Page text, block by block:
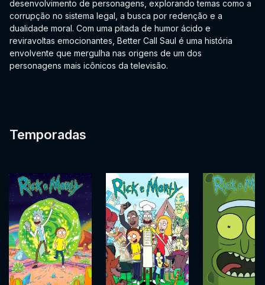
desenvolvimento de personagens, explorando temas como a
corrupção no sistema legal, a busca por redenção e a
dualidade moral. Com uma pitada de humor ácido e
reviravoltas emocionantes, Better Call Saul é uma história
envolvente que mergulha nas origens de um dos
personagens mais icônicos da televisão.
Temporadas